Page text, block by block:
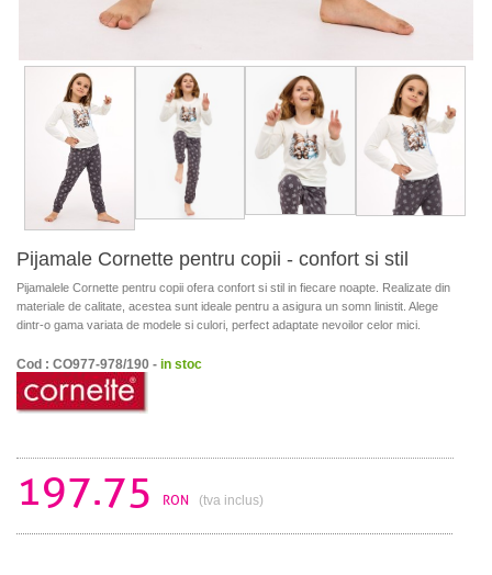
Pijamale Cornette pentru copii - confort si stil
Pijamalele Cornette pentru copii ofera confort si stil in fiecare noapte. Realizate din
materiale de calitate, acestea sunt ideale pentru a asigura un somn linistit. Alege
dintr-o gama variata de modele si culori, perfect adaptate nevoilor celor mici.
Cod : CO977-978/190 - in stoc
197.75 RON (tva inclus)